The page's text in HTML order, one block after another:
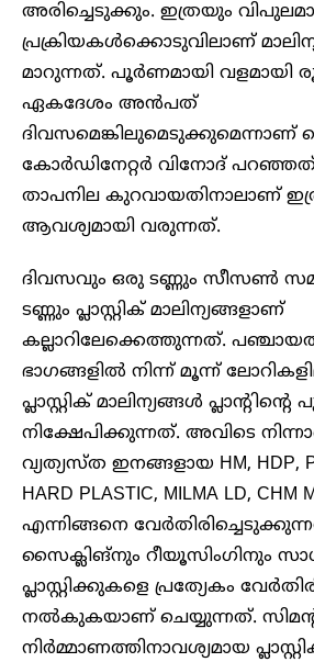
അരിച്ചെടുക്കും. ഇത്രയും
പ്രക്രിയകൾക്കൊടുവിലാണ്
മാറുന്നത്. പൂർണമായി വളമായി
ഏകദേശം അൻപത്
ദിവസമെങ്കിലുമെടുക്കുമെന്നാണ്
കോർഡിനേറ്റർ വിനോദ് പറഞ്ഞത്.
താപനില കുറവായതിനാലാണ്
ആവശ്യമായി വരുന്നത്.
ദിവസവും ഒരു ടണ്ണും സീസൺ
ടണ്ണും പ്ലാസ്റ്റിക് മാലിന്യങ്ങളാണ്
കല്ലാറിലേക്കെത്തുന്നത്.
ഭാഗങ്ങളിൽ നിന്ന് മൂന്ന്
പ്ലാസ്റ്റിക് മാലിന്യങ്ങൾ
നിക്ഷേപിക്കുന്നത്. അവിടെ നിന്നാണ്
വ്യത്യസ്ത ഇനങ്ങളായ HM, HDP,
HARD PLASTIC, MILMA LD, CHM
എന്നിങ്ങനെ
സൈക്ലിങ്നും റീയൂസിംഗിനും
പ്ലാസ്റ്റിക്കുകളെ പ്രത്യേകം
നൽകുകയാണ് ചെയ്യുന്നത്.
നിർമ്മാണത്തിനാവശ്യമായ